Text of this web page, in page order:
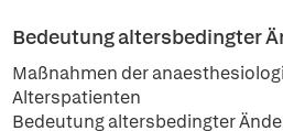
Bedeutung altersbedingter
Maßnahmen der
Alterspatienten
Bedeutung altersbedingter